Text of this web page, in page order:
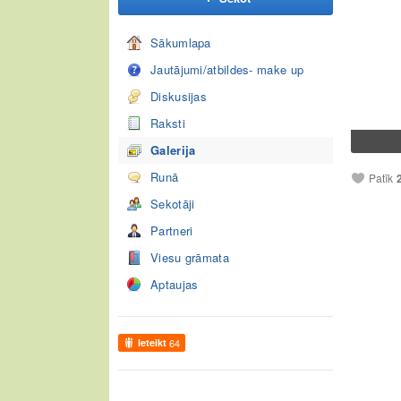
Sākumlapa
Jautājumi/atbildes- make up
Diskusijas
Raksti
Galerija
Runā
Sekotāji
Partneri
Viesu grāmata
Aptaujas
Ieteikt 64
Patīk 2